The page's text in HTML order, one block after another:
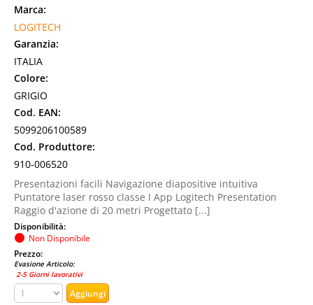
Marca:
LOGITECH
Garanzia:
ITALIA
Colore:
GRIGIO
Cod. EAN:
5099206100589
Cod. Produttore:
910-006520
Presentazioni facili Navigazione diapositive intuitiva
Puntatore laser rosso classe I App Logitech Presentation
Raggio d'azione di 20 metri Progettato [...]
Disponibilità:
Non Disponibile
Prezzo:
Evasione Articolo:
2-5 Giorni lavorativi